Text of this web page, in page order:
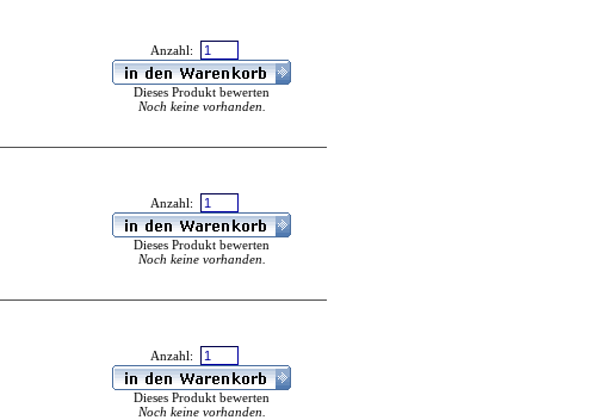
Anzahl:
Dieses Produkt bewerten
Noch keine vorhanden.
Anzahl:
Dieses Produkt bewerten
Noch keine vorhanden.
Anzahl:
Dieses Produkt bewerten
Noch keine vorhanden.